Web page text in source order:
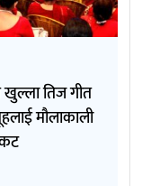
तिज गीत
मौलाकाली